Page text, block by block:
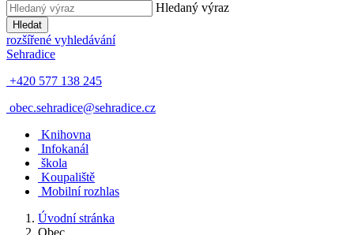
Hledaný výraz
Hledat
rozšířené vyhledávání
Sehradice
+420 577 138 245
obec.sehradice@sehradice.cz
Knihovna
Infokanál
škola
Koupaliště
Mobilní rozhlas
Úvodní stránka
Obec